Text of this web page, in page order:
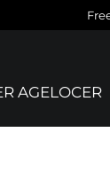
AGELOCER